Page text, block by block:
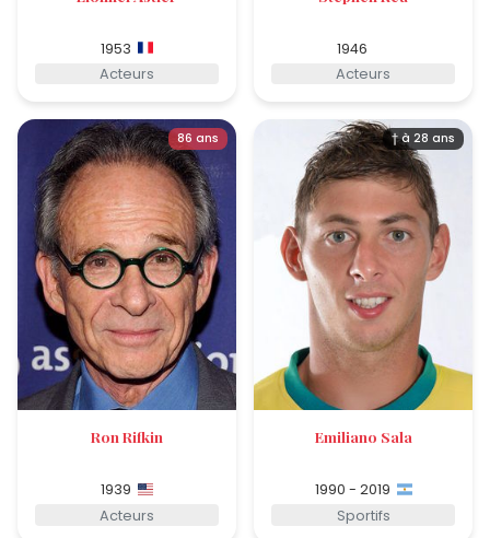
1953
Acteurs
1946
Acteurs
86 ans
Ron Rifkin
1939
Acteurs
† à 28 ans
Emiliano Sala
1990 - 2019
Sportifs